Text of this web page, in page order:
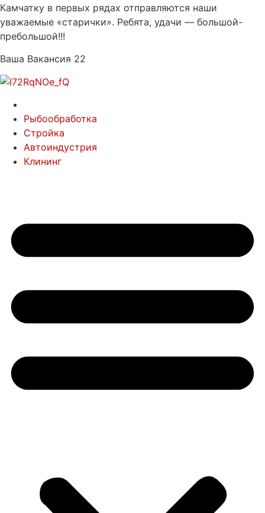
Камчатку в первых рядах отправляются наши
уважаемые «старички». Ребята, удачи — большой-
пребольшой!!!
Ваша Вакансия 22
Рыбообработка
Стройка
Автоиндустрия
Клининг